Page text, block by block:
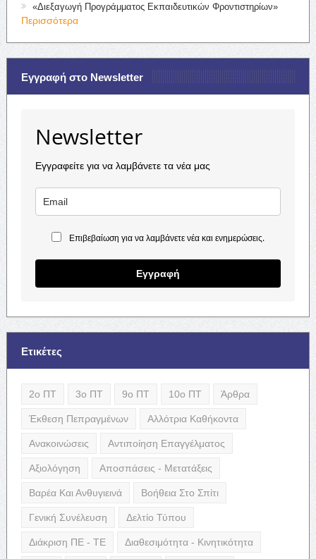
«Διεξαγωγή Προγράμματος Εκπαιδευτικών Φροντιστηρίων»
Περισσότερα
Εγγραφή στο Newsletter
Newsletter
Εγγραφείτε για να λαμβάνετε τα νέα μας
Επιβεβαίωση για να λαμβάνετε νέα και ενημερώσεις.
Εγγραφή
Ετικέτες
2ο ΠΤ 3ο ΠΤ 9ο ΠΤ 10ο ΠΤ Άρθρα
Έκθεση Πεπραγμένων Αλλότρια Καθήκοντα
Ανακοινώσεις Αντιποίηση Επαγγέλματος
Αξιολόγηση Αποσπάσεις - Μετατάξεις
Βαρέα Και Ανθυγιεινά Βοήθεια Στο Σπίτι
Γενική Συνέλευση Δελτίο Τύπου
Διάκριση ΠΕ - ΤΕ Διαθεσιμότητα - Κινητικότητα